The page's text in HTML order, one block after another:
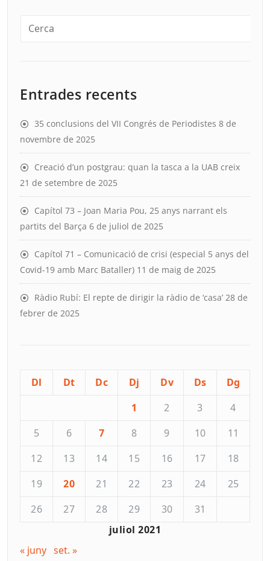
Entrades recents
35 conclusions del VII Congrés de Periodistes 8 de
novembre de 2025
Creació d’un postgrau: quan la tasca a la UAB creix
21 de setembre de 2025
Capítol 73 – Joan Maria Pou, 25 anys narrant els
partits del Barça 6 de juliol de 2025
Capítol 71 – Comunicació de crisi (especial 5 anys del
Covid-19 amb Marc Bataller) 11 de maig de 2025
Ràdio Rubí: El repte de dirigir la ràdio de ‘casa’ 28 de
febrer de 2025
juliol 2021
Dl Dt Dc Dj Dv Ds
Dg
1
2 3
4
5
6 7 8 9 10
11
12
13 14 15 16 17
18
19
20 21 22 23 24
25
26
27 28 29 30 31
« juny set. »